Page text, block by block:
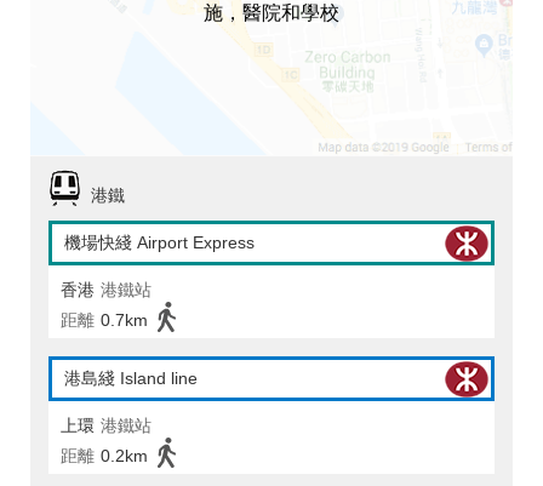
施，醫院和學校
港鐵
機場快綫 Airport Express
香港 港鐵站
距離 0.7km
港島綫 Island line
上環 港鐵站
距離 0.2km